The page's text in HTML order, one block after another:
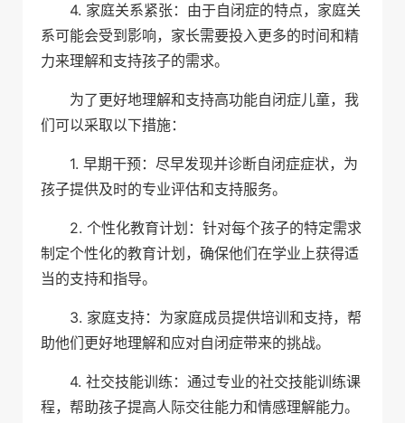
4. 家庭关系紧张：由于自闭症的特点，家庭关
系可能会受到影响，家长需要投入更多的时间和精
力来理解和支持孩子的需求。
为了更好地理解和支持高功能自闭症儿童，我
们可以采取以下措施：
1. 早期干预：尽早发现并诊断自闭症症状，为
孩子提供及时的专业评估和支持服务。
2. 个性化教育计划：针对每个孩子的特定需求
制定个性化的教育计划，确保他们在学业上获得适
当的支持和指导。
3. 家庭支持：为家庭成员提供培训和支持，帮
助他们更好地理解和应对自闭症带来的挑战。
4. 社交技能训练：通过专业的社交技能训练课
程，帮助孩子提高人际交往能力和情感理解能力。